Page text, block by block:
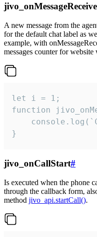
A new message from the
for the default chat label as
example, with
messages counter for website
let i = 1;
function
}
jivo_onCallStart#
Is executed when the phone
through the callback form,
method jivo_api.startCall().